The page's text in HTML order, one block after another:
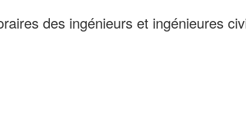
des ingénieurs et ingénieures